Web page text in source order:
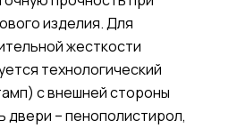
изделия. Для
жесткости
технологический
с внешней стороны
двери – пенополистирол,